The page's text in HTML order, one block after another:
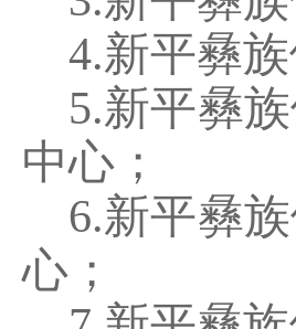
4.新平彝
5.新平彝
中心；
6.新平彝
心；